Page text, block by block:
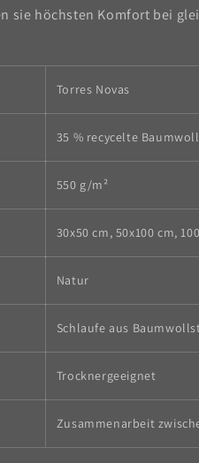
sie höchsten Komfort bei
Torres Novas
35 % recycelte
550 g/m²
30x50 cm, 50x100 cm,
Natur
Schlaufe aus
Trocknergeeignet
Zusammenarbeit